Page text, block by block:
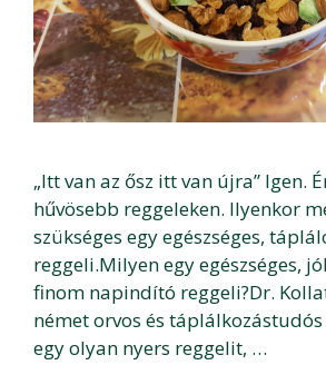
„Itt van az ősz itt van újra” Igen.
hűvösebb reggeleken. Ilyenkor
szükséges egy egészséges,
reggeli.Milyen egy egészséges,
finom napindító reggeli?Dr.
német orvos és
egy olyan nyers reggelit, …